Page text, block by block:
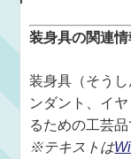
装身具の関連情
装身具（そう
ンダント、イ
るための工芸品
※テキストは